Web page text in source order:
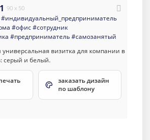
90 x 50
#индивидуальный_предприниматель
#офис#сотрудник
#предприниматель#самозанятый
заказать дизайн
по шаблону